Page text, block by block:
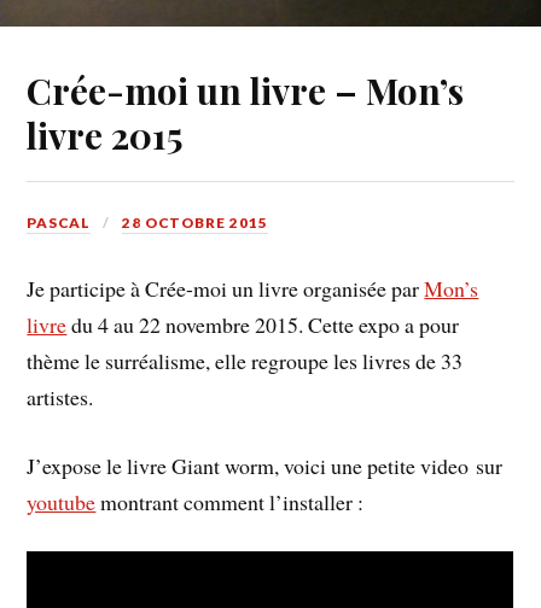
Crée-moi un livre – Mon’s
livre 2015
PASCAL 28 OCTOBRE 2015
Je participe à Crée-moi un livre organisée parMon’s
livredu 4 au 22 novembre 2015. Cette expo a pour
thème le surréalisme, elle regroupe les livres de 33
artistes.
J’expose le livre Giant worm, voici une petite video sur
youtubemontrant comment l’installer :